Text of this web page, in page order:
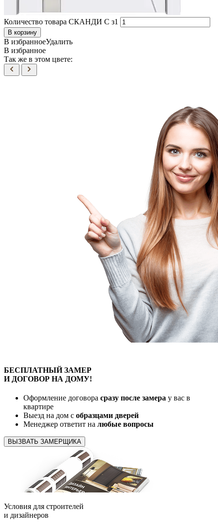
Количество товара СКАНДИ С з1
В корзину
В избранноеУдалить
В избранное
Так же в этом цвете:
БЕСПЛАТНЫЙЗАМЕР
И ДОГОВОР НА ДОМУ!
Оформление договора сразу после замера у вас в
квартире
Выезд на дом с образцами дверей
Менеджер ответит на любые вопросы
ВЫЗВАТЬ ЗАМЕРЩИКА
Условия для строителей
и дизайнеров